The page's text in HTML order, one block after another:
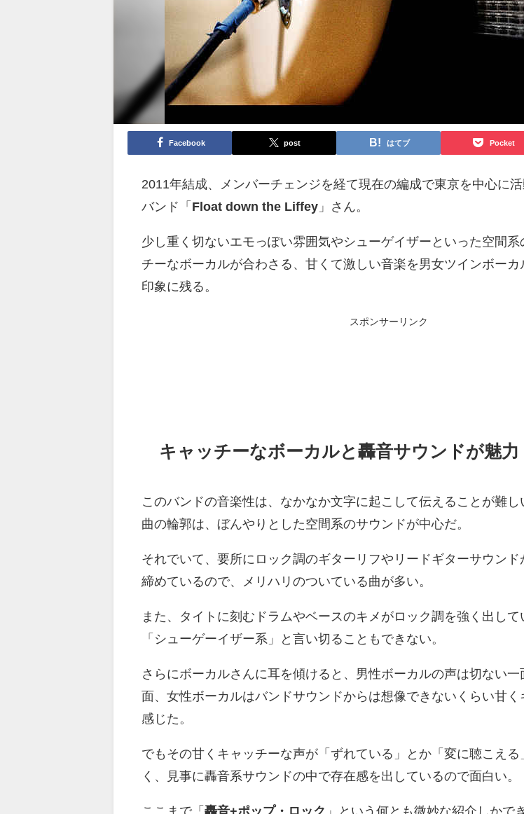
Facebook post はてブ Pocket
2011年結成、メンバーチェンジを経て現在の編成で東京を中心に
バンド「 Float down the Liffey 」さん。
少し重く切ないエモっぽい雰囲気やシューゲイザーといった空間系
チーなボーカルが合わさる、甘くて激しい音楽を男女ツインボー
印象に残る。
スポンサーリンク
キャッチーなボーカルと轟音サウンドが魅力
このバンドの音楽性は、なかなか文字に起こして伝えることが難
曲の輪郭は、ぼんやりとした空間系のサウンドが中心だ。
それでいて、要所にロック調のギターリフやリードギターサウンド
締めているので、メリハリのついている曲が多い。
また、タイトに刻むドラムやベースのキメがロック調を強く出し
「シューゲーイザー系」と言い切ることもできない。
さらにボーカルさんに耳を傾けると、男性ボーカルの声は切ない一
面、女性ボーカルはバンドサウンドからは想像できないくらい甘く
感じた。
でもその甘くキャッチーな声が「ずれている」とか「変に聴こえ
く、見事に轟音系サウンドの中で存在感を出しているので面白い。
ここまで「轟音+ポップ・ロック 」という何とも微妙な紹介しかで